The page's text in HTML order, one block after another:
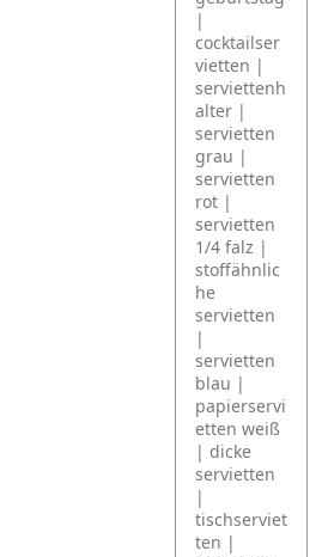
|
cocktailser
vietten |
serviettenh
alter |
servietten
grau |
servietten
rot |
servietten
1/4 falz |
stoffähnlic
he
servietten
|
servietten
blau |
papierservi
etten weiß
| dicke
servietten
|
tischserviet
ten |